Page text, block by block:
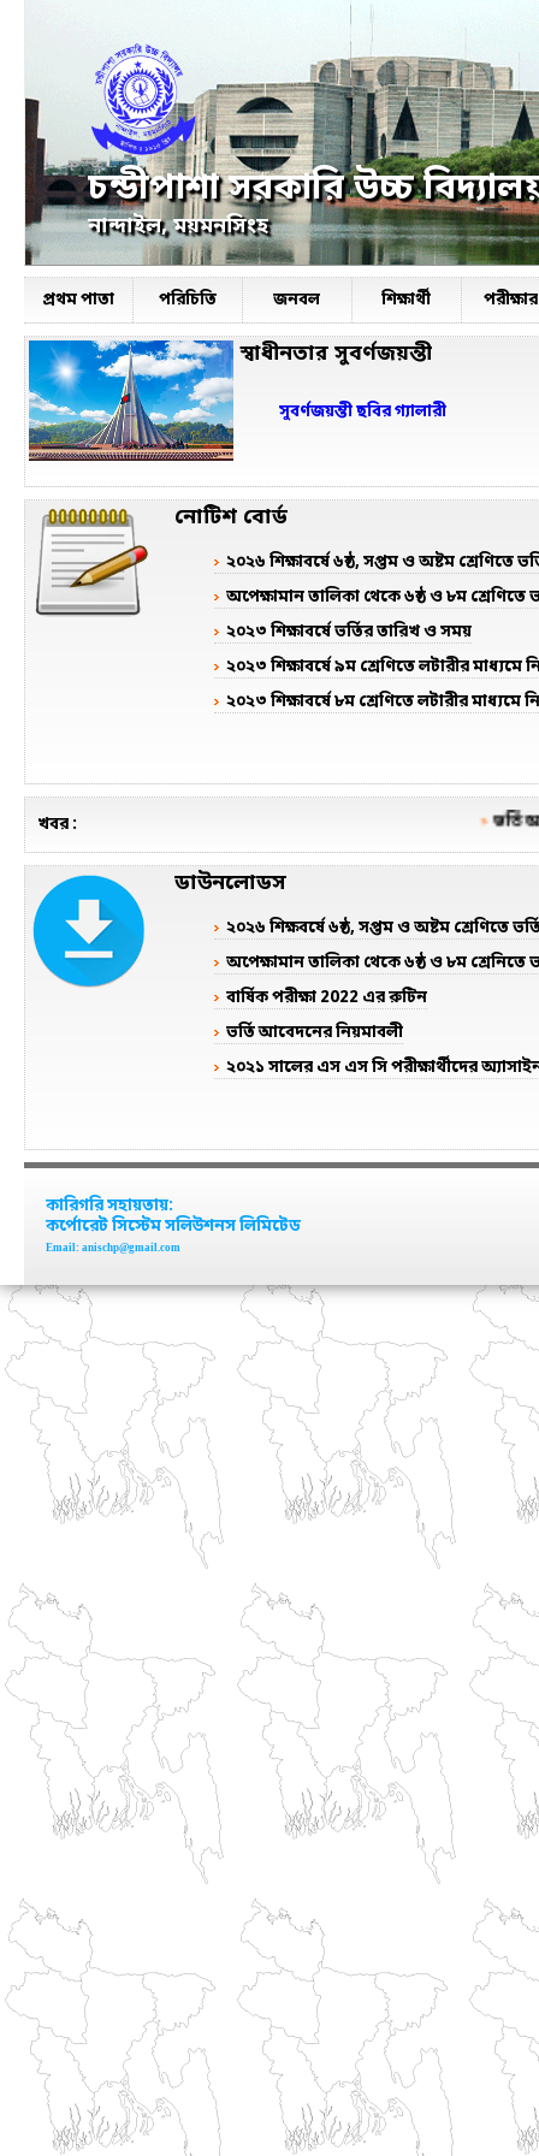
চন্ডীপাশা সরকারি উচ্চ
নান্দাইল, ময়মনসিংহ
প্রথম পাতা পরিচিতি জনবল শিক্ষার্থী
স্বাধীনতার সুবর্ণজয়ন্তী
সুবর্ণজয়ন্তী ছবির গ্যালারী
নোটিশ বোর্ড
২০২৬ শিক্ষাবর্ষে ৬ষ্ঠ, সপ্তম ও অষ্টম শ্রেণিতে
অপেক্ষামান তালিকা থেকে ৬ষ্ঠ ও ৮ম শ্রেণিতে
২০২৩ শিক্ষাবর্ষে ভর্তির তারিখ ও সময়
২০২৩ শিক্ষাবর্ষে ৯ম শ্রেণিতে লটারীর মাধ্যমে
২০২৩ শিক্ষাবর্ষে ৮ম শ্রেণিতে লটারীর মাধ্যমে
খবর : ভর্তি
ডাউনলোডস
২০২৬ শিক্ষবর্ষে ৬ষ্ঠ, সপ্তম ও অষ্টম শ্রেণিতে
অপেক্ষামান তালিকা থেকে ৬ষ্ঠ ও ৮ম শ্রেনিতে
বার্ষিক পরীক্ষা 2022 এর রুটিন
ভর্তি আবেদনের নিয়মাবলী
২০২১ সালের এস এস সি পরীক্ষার্থীদের
কারিগরি সহায়তায়:
কর্পোরেট সিস্টেম সলিউশনস লিমিটেড
Email: anischp@gmail.com